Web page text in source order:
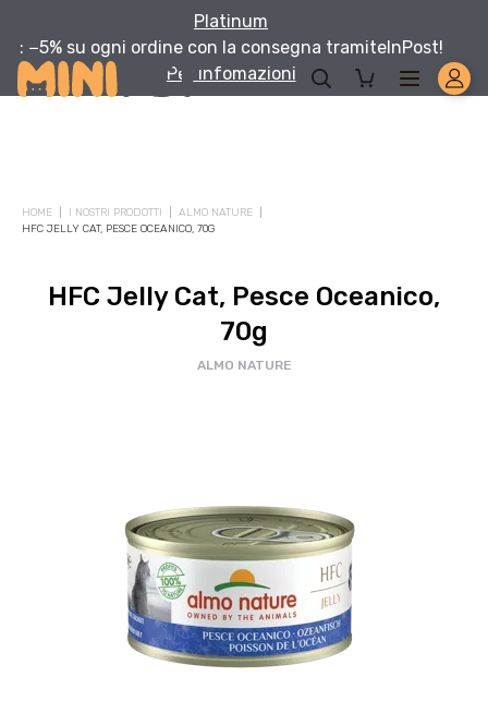
Platinum
: −5% su ogni ordine con la consegna tramiteInPost!
Per infomazioni
HOME I NOSTRI PRODOTTI
ALMO NATURE
HFC JELLY CAT, PESCE OCEANICO, 70G
HFC Jelly Cat, Pesce Oceanico,
70g
ALMO NATURE